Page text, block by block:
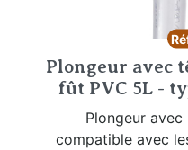
Plongeur avec
fût PVC 5L -
Plongeur
compatible avec